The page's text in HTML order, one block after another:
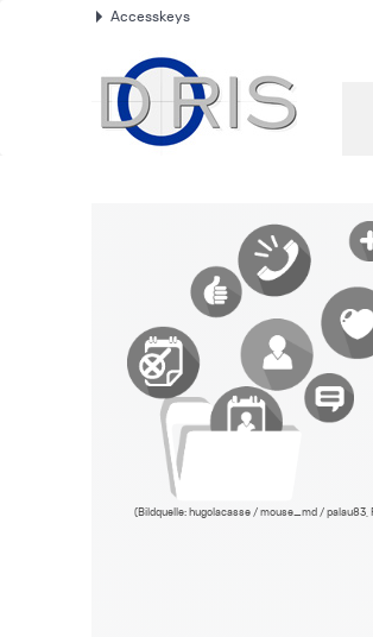
Accesskeys
(Bildquelle: hugolacasse / mouse_md / palau83,